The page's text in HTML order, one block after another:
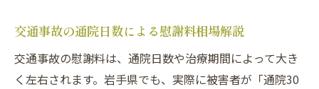
交通事故の通院日数による慰謝料相場解説
交通事故の慰謝料は、通院日数や治療期間によって大き
く左右されます。岩手県でも、実際に被害者が「通院30